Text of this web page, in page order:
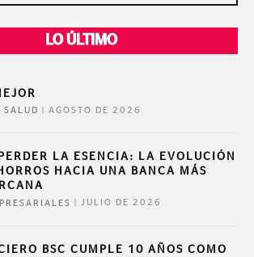
LO ÚLTIMO
SALUD AGOSTO DE 2026
LA ESENCIA: LA EVOLUCIÓN
HACIA UNA BANCA MÁS
JULIO DE 2026
BSC CUMPLE 10 AÑOS COMO